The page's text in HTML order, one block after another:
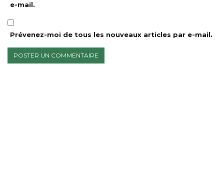
e-mail.
Prévenez-moi de tous les nouveaux articles par e-mail.